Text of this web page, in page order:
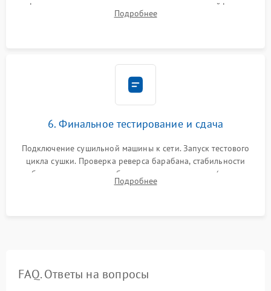
фиксация всех узлов, подключение клемм и шлейфов к
модулю управления. Монтаж корпусных панелей, люка и
Подробнее
6. Финальное тестирование и сдача
Подключение сушильной машины к сети. Запуск тестового
цикла сушки. Проверка реверса барабана, стабильности
набора температуры, работы дренажного насоса (откачка
конденсата) и отсутствия посторонних скрипов, стуков или
Подробнее
FAQ. Ответы на вопросы